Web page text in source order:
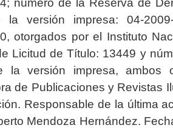
versión impresa: 04-2009-
otorgados por el Instituto
Licitud de Título: 13449 y
la versión impresa, ambos
de Publicaciones y Revistas
Responsable de la última
Mendoza Hernández.